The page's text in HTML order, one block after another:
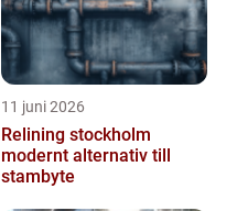
11 juni 2026
Relining stockholm
modernt alternativ till
stambyte